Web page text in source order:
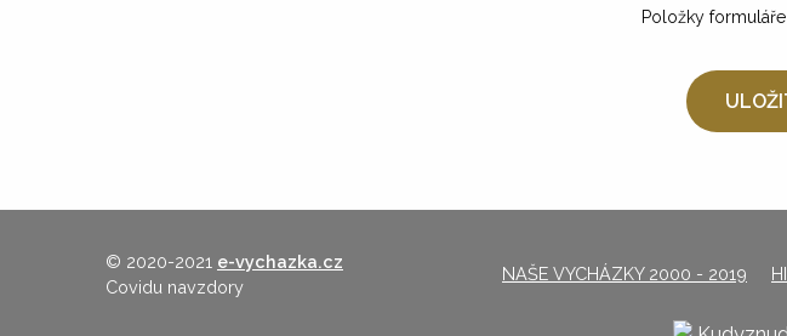
Položky
© 2020-2021 e-vychazka.cz
Covidu navzdory
NAŠE VYCHÁZKY 2000 - 2019